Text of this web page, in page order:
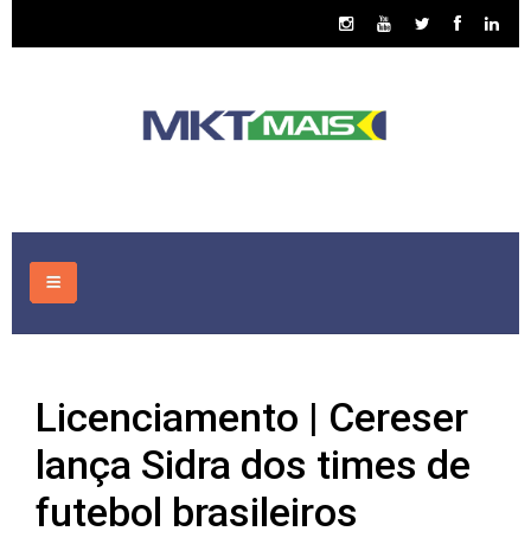
CONSULTORIA
ASSUNTOS
PUBLICAÇÕES
Licenciamento | Cereser
lança Sidra dos times de
futebol brasileiros